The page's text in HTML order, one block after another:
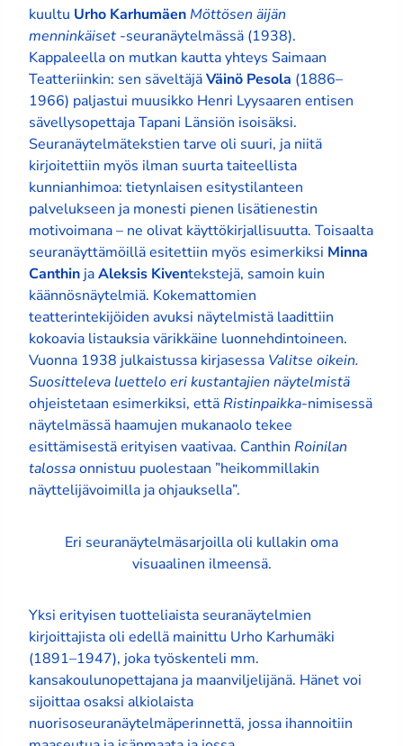
kuultu Urho Karhumäen Möttösen äijän
menninkäiset -seuranäytelmässä (1938).
Kappaleella on mutkan kautta yhteys Saimaan
Teatteriinkin: sen säveltäjäVäinö Pesola (1886–
1966) paljastui muusikko Henri Lyysaaren entisen
sävellysopettaja Tapani Länsiön isoisäksi.
Seuranäytelmätekstien tarve oli suuri, ja niitä
kirjoitettiin myös ilman suurta taiteellista
kunnianhimoa: tietynlaisen esitystilanteen
palvelukseen ja monesti pienen lisätienestin
motivoimana – ne olivat käyttökirjallisuutta. Toisaalta
seuranäyttämöillä esitettiin myös esimerkiksi Minna
Canthin jaAleksis Kiventekstejä, samoin kuin
käännösnäytelmiä. Kokemattomien
teatterintekijöiden avuksi näytelmistä laadittiin
kokoavia listauksia värikkäine luonnehdintoineen.
Vuonna 1938 julkaistussa kirjasessa Valitse oikein.
Suositteleva luettelo eri kustantajien näytelmistä
ohjeistetaan esimerkiksi, ettäRistinpaikka-nimisessä
näytelmässä haamujen mukanaolo tekee
esittämisestä erityisen vaativaa. CanthinRoinilan
talossaonnistuu puolestaan ”heikommillakin
näyttelijävoimilla ja ohjauksella”.
Eri seuranäytelmäsarjoilla oli kullakin oma
visuaalinen ilmeensä.
Yksi erityisen tuotteliaista seuranäytelmien
kirjoittajista oli edellä mainittu Urho Karhumäki
(1891–1947), joka työskenteli mm.
kansakoulunopettajana ja maanviljelijänä. Hänet voi
sijoittaa osaksi alkiolaista
nuorisoseuranäytelmäperinnettä, jossa ihannoitiin